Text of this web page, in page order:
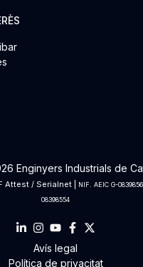
Enginyers Industrials de
Attest/ Serialnet|
NIF. AEIC G-
08398554
Avís legal
Política de privacitat